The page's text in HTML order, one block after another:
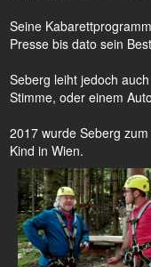
Seine
Presse bis dato sein
Seberg leiht jedoch
Stimme, oder einem
2017 wurde Seberg
Kind in Wien.